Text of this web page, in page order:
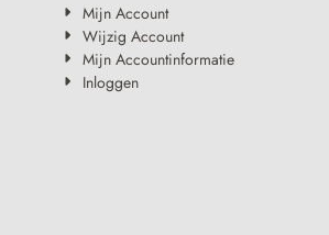
Mijn Account
Wijzig Account
Mijn Accountinformatie
Inloggen